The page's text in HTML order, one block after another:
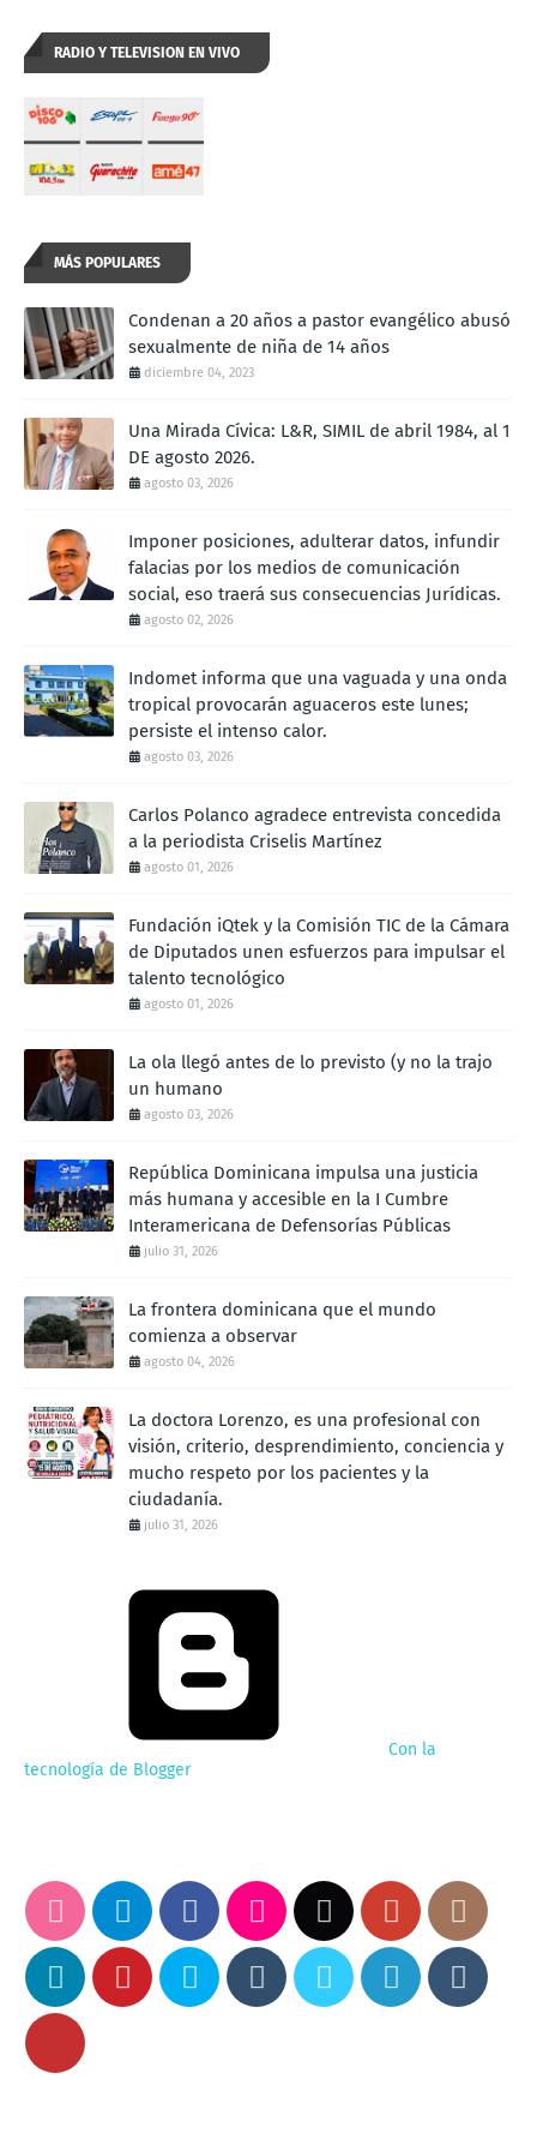
RADIO Y TELEVISION EN VIVO
MÁS POPULARES
Condenan a 20 años a pastor evangélico abusó
sexualmente de niña de 14 años
diciembre 04, 2023
Una Mirada Cívica: L&R, SIMIL de abril 1984, al 1
DE agosto 2026.
agosto 03, 2026
Imponer posiciones, adulterar datos, infundir
falacias por los medios de comunicación
social, eso traerá sus consecuencias Jurídicas.
agosto 02, 2026
Indomet informa que una vaguada y una onda
tropical provocarán aguaceros este lunes;
persiste el intenso calor.
agosto 03, 2026
Carlos Polanco agradece entrevista concedida
a la periodista Criselis Martínez
agosto 01, 2026
Fundación iQtek y la Comisión TIC de la Cámara
de Diputados unen esfuerzos para impulsar el
talento tecnológico
agosto 01, 2026
La ola llegó antes de lo previsto (y no la trajo
un humano
agosto 03, 2026
República Dominicana impulsa una justicia
más humana y accesible en la I Cumbre
Interamericana de Defensorías Públicas
julio 31, 2026
La frontera dominicana que el mundo
comienza a observar
agosto 04, 2026
La doctora Lorenzo, es una profesional con
visión, criterio, desprendimiento, conciencia y
mucho respeto por los pacientes y la
ciudadanía.
julio 31, 2026
Con la
tecnología de Blogger